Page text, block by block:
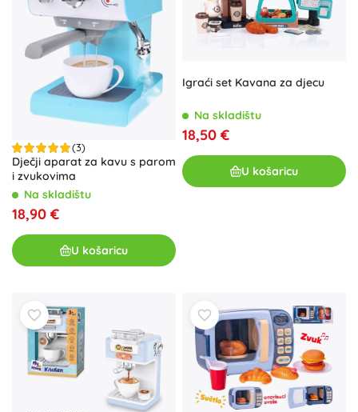
(3)
Dječji aparat za kavu s parom
i zvukovima
Na skladištu
18,90 €
U košaricu
Igraći set Kavana za djecu
Na skladištu
18,50 €
U košaricu